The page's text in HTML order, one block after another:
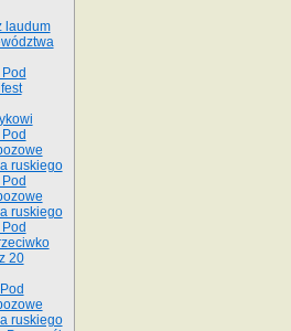
laudum
ruskiego
ruskiego
20
ruskiego